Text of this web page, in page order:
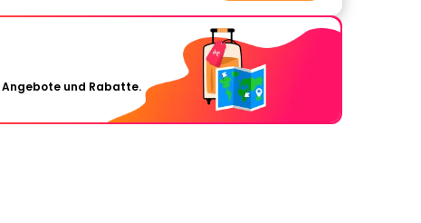
Angebote und Rabatte.